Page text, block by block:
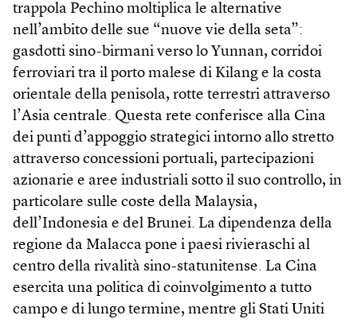
trappola Pechino moltiplica le alternative
nell’ambito delle sue “nuove vie della seta”:
gasdotti sino-birmani verso lo Yunnan, corridoi
ferroviari tra il porto malese di Kilang e la costa
orientale della penisola, rotte terrestri attraverso
l’Asia centrale. Questa rete conferisce alla Cina
dei punti d’appoggio strategici intorno allo stretto
attraverso concessioni portuali, partecipazioni
azionarie e aree industriali sotto il suo controllo, in
particolare sulle coste della Malaysia,
dell’Indonesia e del Brunei. La dipendenza della
regione da Malacca pone i paesi rivieraschi al
centro della rivalità sino-statunitense. La Cina
esercita una politica di coinvolgimento a tutto
campo e di lungo termine, mentre gli Stati Uniti